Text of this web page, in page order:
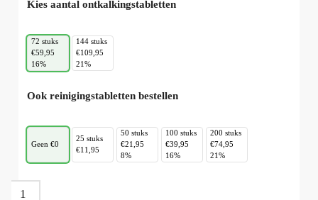
Kies aantal ontkalkingstabletten
72 stuks
€59,95
16%
144 stuks
€109,95
21%
Ook reinigingstabletten bestellen
Geen €0
25 stuks
€11,95
50 stuks
€21,95
8%
100 stuks
€39,95
16%
200 stuks
€74,95
21%